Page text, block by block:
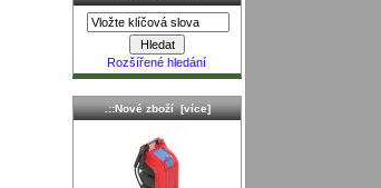
. . .
Celý článek
Rozšířené hledání
.::Nové zboží [více]